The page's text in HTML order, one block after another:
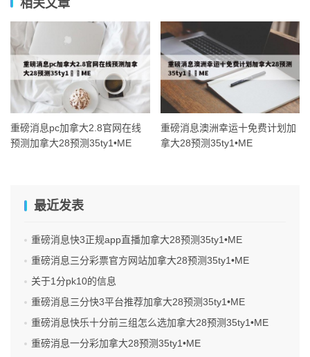
相关文章
重磅消息pc加拿大2.8官网在线
预测加拿大28预测35ty1 •ME
重磅消息澳洲幸运十免费计划加
拿大28预测35ty1 •ME
最近发表
重磅消息快3正规app直播加拿大28预测35ty1 •ME
重磅消息三分彩票官方网站加拿大28预测35ty1 •ME
关于1分pk10的信息
重磅消息三分快3平台推荐加拿大28预测35ty1 •ME
重磅消息快乐十分前三组怎么选加拿大28预测35ty1 •ME
重磅消息一分彩加拿大28预测35ty1 •ME